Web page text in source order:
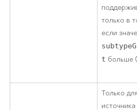
только в
если
t больше
Только
источника